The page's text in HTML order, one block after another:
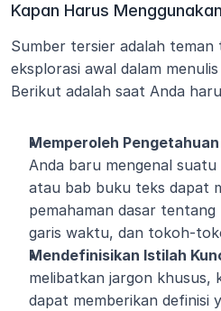
Kapan Harus
Sumber tersier adalah teman
eksplorasi awal dalam
Berikut adalah saat Anda
Memperoleh
Anda baru mengenal
atau bab buku teks dapat
pemahaman dasar
garis waktu, dan tokoh-
Mendefinisikan Istilah
melibatkan jargon khusus,
dapat memberikan definisi